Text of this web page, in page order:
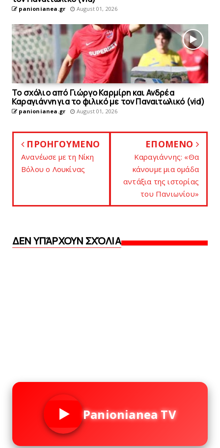
panionianea.gr August 01, 2026
Το σχόλιο από Γιώργο Καρμίρη και Ανδρέα
Καραγιάννη για το φιλικό με τoν Παναιτωλικό (vid)
panionianea.gr August 01, 2026
ΠΡΟΗΓΟΥΜΕΝΟ
Aνανέωσε με τη Νίκη
Βόλου ο Λουκίνας
ΕΠΟΜΕΝΟ
Kαραγιάννης: «Θα
κάνουμε μια ομάδα
αντάξια της ιστορίας
του Πανιωνίου»
ΔΕΝ ΥΠΆΡΧΟΥΝ ΣΧΌΛΙΑ
Panionianea TV